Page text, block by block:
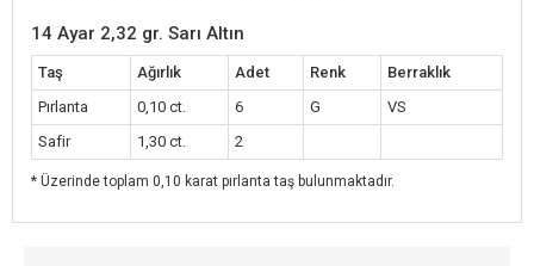
14 Ayar 2,32 gr. Sarı Altın
Taş Ağırlık Adet Renk
Berraklık
Pırlanta
0,10 ct. 6 G
VS
Safir
1,30 ct. 2
* Üzerinde toplam 0,10 karat pırlanta taş bulunmaktadır.